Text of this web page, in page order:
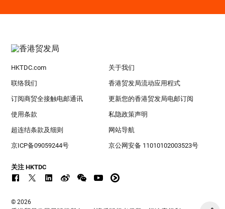
HKTDC.com 关于我们
联络我们 香港贸发局流动应用程式
订阅商贸全接触电邮通讯 更新您的香港贸发局电邮订阅
使用条款 私隐政策声明
超连结条款及细则 网站导航
京ICP备09059244号 京公网安备 11010102003523号
关注 HKTDC
© 2026